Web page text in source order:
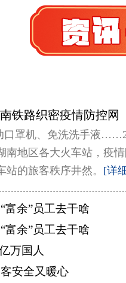
铁路织密疫情防控网
口罩机、免洗洗手液
南地区各大火车站，疫
的旅客秩序井然。 [详
富余”员工去干啥
富余”员工去干啥
万国人
安全又暖心
运